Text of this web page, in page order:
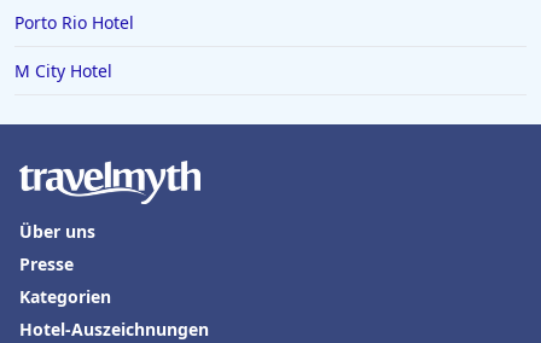
Porto Rio Hotel
M City Hotel
Über uns
Presse
Kategorien
Hotel-Auszeichnungen